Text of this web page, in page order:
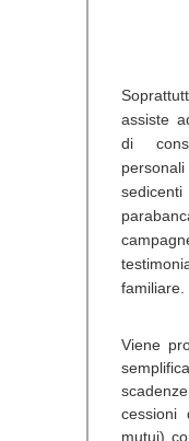
assiste
di
familiare.
Viene
cessioni
mutui)